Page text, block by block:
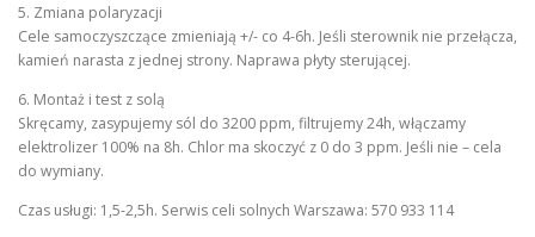
5. Zmiana polaryzacji
Cele samoczyszczące zmieniają +/- co 4-6h. Jeśli sterownik nie przełącza,
kamień narasta z jednej strony. Naprawa płyty sterującej.
6. Montaż i test z solą
Skręcamy, zasypujemy sól do 3200 ppm, filtrujemy 24h, włączamy
elektrolizer 100% na 8h. Chlor ma skoczyć z 0 do 3 ppm. Jeśli nie – cela
do wymiany.
Czas usługi: 1,5-2,5h. Serwis celi solnych Warszawa: 570 933 114